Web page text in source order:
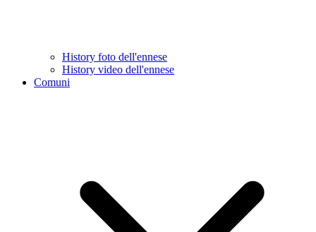
History foto dell'ennese
History video dell'ennese
Comuni